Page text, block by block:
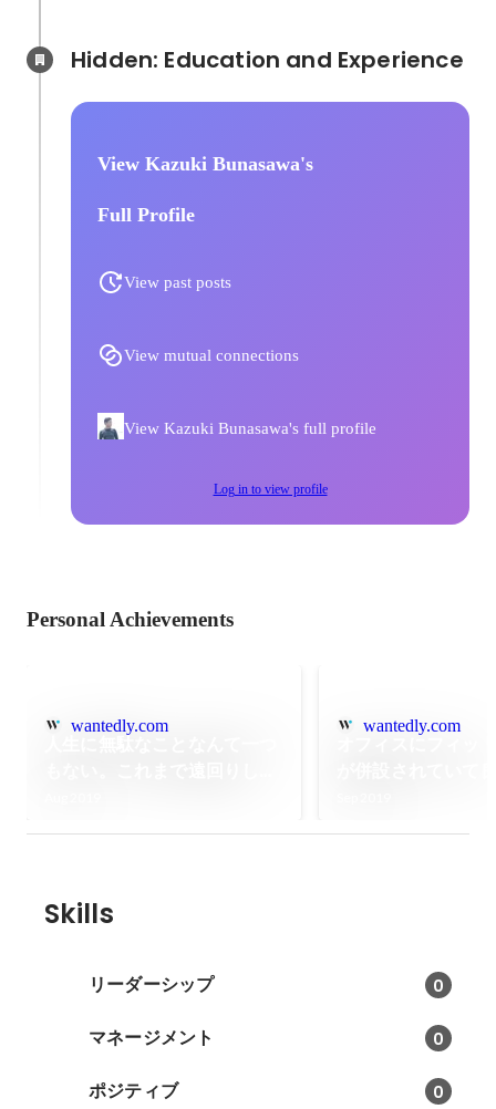
View Kazuki Bunasawa's
Full Profile
View past posts
View mutual connections
View Kazuki Bunasawa's full profile
Log in to view profile
Personal Achievements
wantedly.com wantedly.com
Skills
リーダーシップ 0
マネージメント 0
ポジティブ 0